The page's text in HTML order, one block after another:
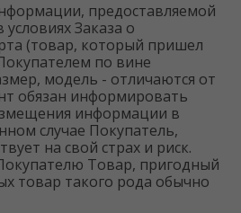
предоставляемой
Заказа о
(товар, который пришел
по вине
модель - отличаются от
обязан информировать
информации в
случае Покупатель,
на свой страх и риск.
Товар, пригодный
товар такого рода обычно